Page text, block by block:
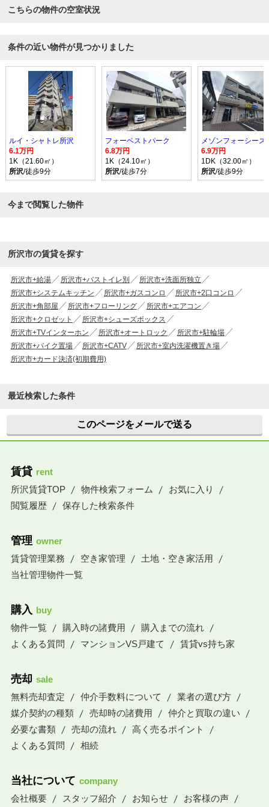
こちらの物件の空室状況
条件の近い物件が見つかりました
ルイ・シャトレ所沢
6.1万円
1K（21.60㎡）
所沢/徒歩9分
フォーベストパーク
6.8万円
1K（24.10㎡）
所沢/徒歩7分
メゾンフォーシーズ
6.9万円
1DK（32.00㎡）
所沢/徒歩9分
今まで閲覧した物件
所沢市の賃貸を探す
所沢市+給湯 所沢市+バストイレ別
所沢市+洗面所独立
所沢市+システムキッチン
所沢市+ガスコンロ
所沢市+2口コンロ
所沢市+角部屋
所沢市+フローリング
所沢市+エアコン
所沢市+クロゼット
所沢市+シューズボックス
所沢市+TVインターホン
所沢市+オートロック
所沢市+駐輪場
所沢市+バイク置場
所沢市+CATV
所沢市+室内洗濯機置き場
所沢市+カード決済(初期費用)
最近検索した条件
このページをメールで送る
賃貸 rent
所沢賃貸TOP
物件検索フォーム
お気に入り
閲覧履歴
保存した検索条件
管理 owner
賃貸管理業務
空き家管理
土地・空き家活用
当社管理物件一覧
購入 buy
物件一覧
購入時の諸費用
購入までの流れ
よくある質問
マンションVS戸建て 賃貸vs持ち家
売却 sale
無料売却査定
仲介手数料について
業者の選び方
媒介契約の種類
売却時の諸費用
仲介と買取の違い
必要な書類
売却の流れ
高く売るポイント
よくある質問
相続
当社について company
会社概要
スタッフ紹介 お知らせ
お客様の声